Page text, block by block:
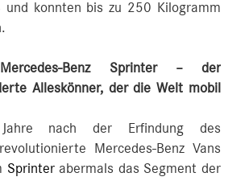
und konnten bis zu 250 Kilogramm
Benz Sprinter – der
Alleskönner, der die Welt mobil
nach der Erfindung des
Mercedes-Benz Vans
Sprinterabermals das Segment der